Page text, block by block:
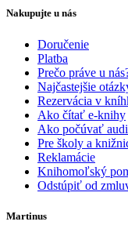
Nakupujte u nás
Doručenie
Platba
Prečo práve u
Najčastejšie
Rezervácia v
Ako čítať e-knihy
Ako počúvať
Pre školy a
Reklamácie
Knihomoľský
Odstúpiť od
Martinus